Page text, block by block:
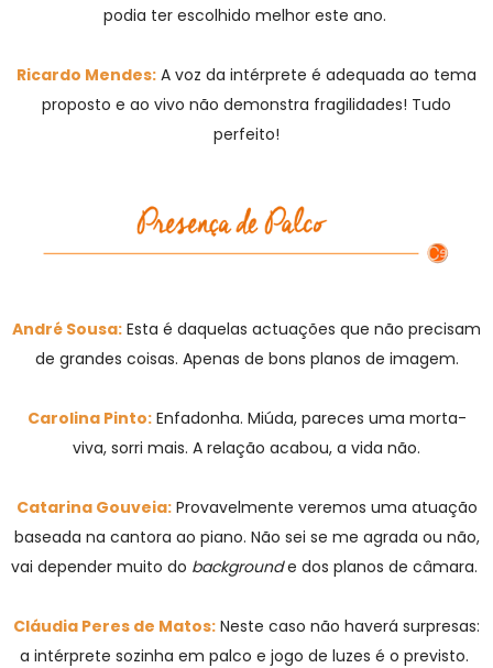
podia ter escolhido melhor este ano.
Ricardo Mendes: A voz da intérprete é adequada ao tema
proposto e ao vivo não demonstra fragilidades! Tudo
perfeito!
André Sousa: Esta é daquelas actuações que não precisam
de grandes coisas. Apenas de bons planos de imagem.
Carolina Pinto:Enfadonha. Miúda, pareces uma morta-
viva, sorri mais. A relação acabou, a vida não.
Catarina Gouveia:Provavelmente veremos uma atuação
baseada na cantora ao piano. Não sei se me agrada ou não,
vai depender muito do backgrounde dos planos de câmara.
Cláudia Peres de Matos: Neste caso não haverá surpresas:
a intérprete sozinha em palco e jogo de luzes é o previsto.